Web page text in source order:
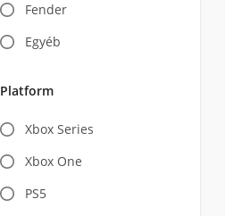
Fender
Egyéb
Platform
Xbox Series
Xbox One
PS5